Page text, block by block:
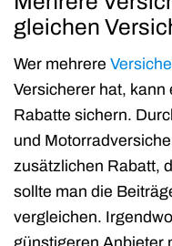
gleichen
Wer mehrere
Versicherer hat, kann
Rabatte sichern.
und
zusätzlichen Rabatt,
sollte man die
vergleichen.